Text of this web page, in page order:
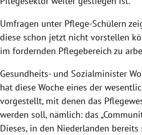
Umfragen unter Pflege-Schülern
diese schon jetzt nicht vorstellen
im fordernden Pflegebereich zu
Gesundheits- und Sozialminister
hat diese Woche eines der
vorgestellt, mit denen das
werden soll, nämlich: das
Dieses, in den Niederlanden bereits